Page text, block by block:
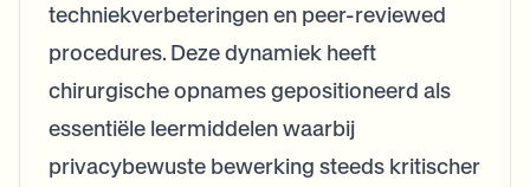
techniekverbeteringen en peer-reviewed
procedures. Deze dynamiek heeft
chirurgische opnames gepositioneerd als
essentiële leermiddelen waarbij
privacybewuste bewerking steeds kritischer